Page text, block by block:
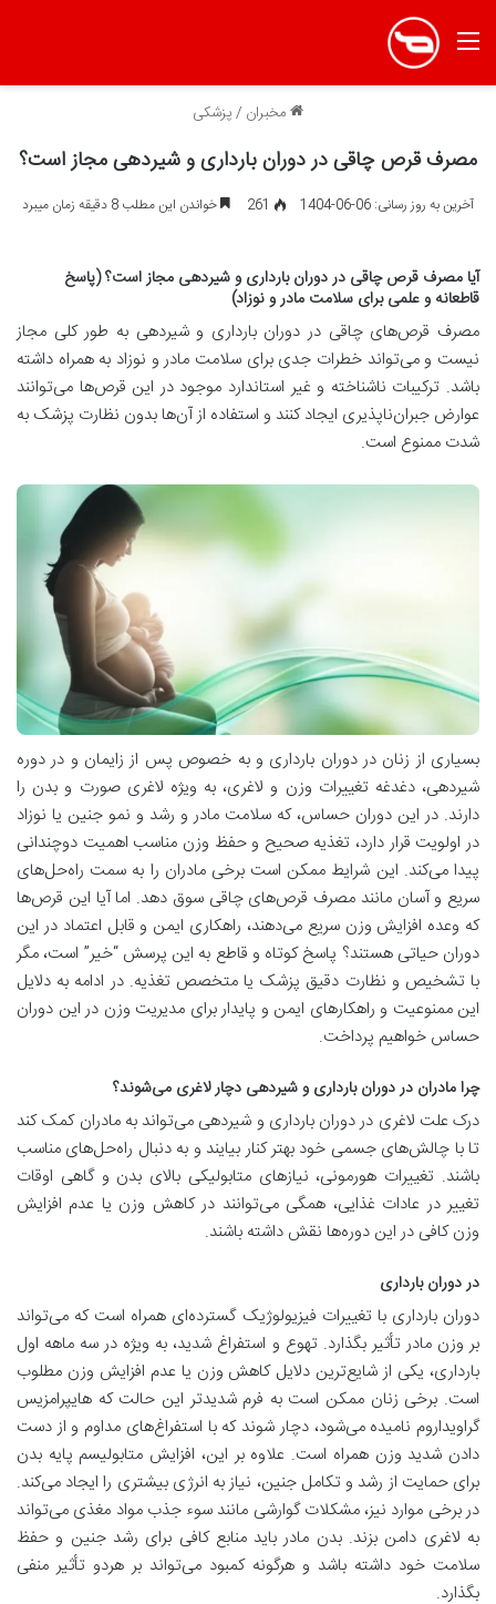
منو
مخبران /پزشکی
مصرف قرص چاقی در دوران بارداری و شیردهی مجاز است؟
آخرین به روز رسانی: 06-06-1404 261 خواندن این مطلب 8 دقیقه زمان میبرد
آیا مصرف قرص چاقی در دوران بارداری و شیردهی مجاز است؟ (پاسخ
قاطعانه و علمی برای سلامت مادر و نوزاد)
مصرف قرص‌های چاقی در دوران بارداری و شیردهی به طور کلی مجاز
نیست و می‌تواند خطرات جدی برای سلامت مادر و نوزاد به همراه داشته
باشد. ترکیبات ناشناخته و غیر استاندارد موجود در این قرص‌ها می‌توانند
عوارض جبران‌ناپذیری ایجاد کنند و استفاده از آن‌ها بدون نظارت پزشک به
شدت ممنوع است.
بسیاری از زنان در دوران بارداری و به خصوص پس از زایمان و در دوره
شیردهی، دغدغه تغییرات وزن و لاغری، به ویژه لاغری صورت و بدن را
دارند. در این دوران حساس، که سلامت مادر و رشد و نمو جنین یا نوزاد
در اولویت قرار دارد، تغذیه صحیح و حفظ وزن مناسب اهمیت دوچندانی
پیدا می‌کند. این شرایط ممکن است برخی مادران را به سمت راه‌حل‌های
سریع و آسان مانند مصرف قرص‌های چاقی سوق دهد. اما آیا این قرص‌ها
که وعده افزایش وزن سریع می‌دهند، راهکاری ایمن و قابل اعتماد در این
دوران حیاتی هستند؟ پاسخ کوتاه و قاطع به این پرسش “خیر” است، مگر
با تشخیص و نظارت دقیق پزشک یا متخصص تغذیه. در ادامه به دلایل
این ممنوعیت و راهکارهای ایمن و پایدار برای مدیریت وزن در این دوران
حساس خواهیم پرداخت.
چرا مادران در دوران بارداری و شیردهی دچار لاغری می‌شوند؟
درک علت لاغری در دوران بارداری و شیردهی می‌تواند به مادران کمک کند
تا با چالش‌های جسمی خود بهتر کنار بیایند و به دنبال راه‌حل‌های مناسب
باشند. تغییرات هورمونی، نیازهای متابولیکی بالای بدن و گاهی اوقات
تغییر در عادات غذایی، همگی می‌توانند در کاهش وزن یا عدم افزایش
وزن کافی در این دوره‌ها نقش داشته باشند.
در دوران بارداری
دوران بارداری با تغییرات فیزیولوژیک گسترده‌ای همراه است که می‌تواند
بر وزن مادر تأثیر بگذارد. تهوع و استفراغ شدید، به ویژه در سه ماهه اول
بارداری، یکی از شایع‌ترین دلایل کاهش وزن یا عدم افزایش وزن مطلوب
است. برخی زنان ممکن است به فرم شدیدتر این حالت که هایپرامزیس
گراویداروم نامیده می‌شود، دچار شوند که با استفراغ‌های مداوم و از دست
دادن شدید وزن همراه است. علاوه بر این، افزایش متابولیسم پایه بدن
برای حمایت از رشد و تکامل جنین، نیاز به انرژی بیشتری را ایجاد می‌کند.
در برخی موارد نیز، مشکلات گوارشی مانند سوء جذب مواد مغذی می‌تواند
به لاغری دامن بزند. بدن مادر باید منابع کافی برای رشد جنین و حفظ
سلامت خود داشته باشد و هرگونه کمبود می‌تواند بر هردو تأثیر منفی
بگذارد.